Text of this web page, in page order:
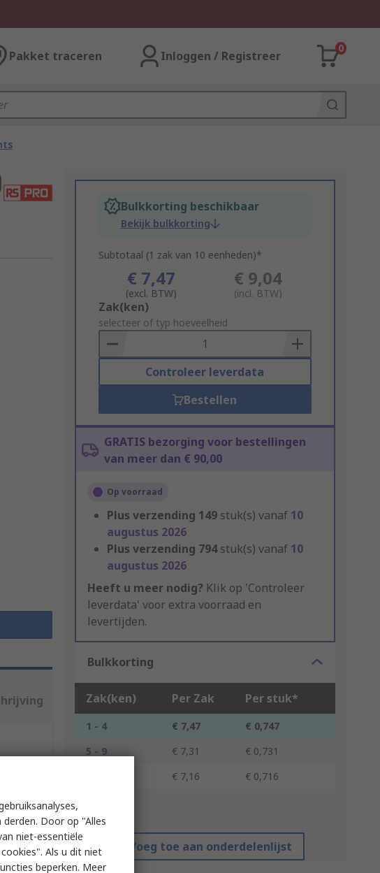
Pakket traceren Inloggen / Registreer
0
Bulkkorting beschikbaar
Bekijk bulkkorting
Subtotaal (1 zak van 10 eenheden)*
€ 7,47
(excl. BTW)
€ 9,04
(incl. BTW)
Add
to
Basket
Zak(ken)
selecteer of typ hoeveelheid
Controleer leverdata
Bestellen
GRATIS bezorging voor bestellingen
van meer dan € 90,00
Op voorraad
Plus verzending 149 stuk(s) vanaf 10
augustus 2026
Plus verzending 794stuk(s) vanaf 10
augustus 2026
Heeft u meer nodig? Klik op 'Controleer
leverdata' voor extra voorraad en
levertijden.
Bulkkorting
Zak(ken) Per Zak Per stuk*
1 - 4 € 7,47
€ 0,747
5 - 9
€ 7,31
€ 0,731
€ 7,16 € 0,716
*prijsindicatie
Voeg toe aan onderdelenlijst
Door op "Alles
niet-essentiële
Als u dit niet
beperken. Meer